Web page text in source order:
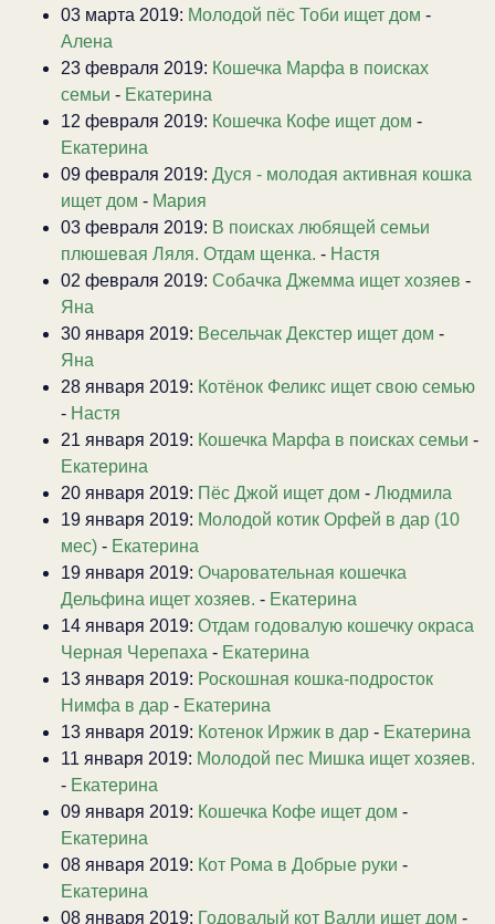
03 марта 2019: Молодой пёс Тоби ищет дом -
Алена
23 февраля 2019: Кошечка Марфа в поисках
семьи - Екатерина
12 февраля 2019: Кошечка Кофе ищет дом -
Екатерина
09 февраля 2019: Дуся - молодая активная кошка
ищет дом - Мария
03 февраля 2019: В поисках любящей семьи
плюшевая Ляля. Отдам щенка. - Настя
02 февраля 2019: Собачка Джемма ищет хозяев -
Яна
30 января 2019: Весельчак Декстер ищет дом -
Яна
28 января 2019: Котёнок Феликс ищет свою семью
- Настя
21 января 2019: Кошечка Марфа в поисках семьи -
Екатерина
20 января 2019: Пёс Джой ищет дом - Людмила
19 января 2019: Молодой котик Орфей в дар (10
мес) - Екатерина
19 января 2019: Очаровательная кошечка
Дельфина ищет хозяев. - Екатерина
14 января 2019: Отдам годовалую кошечку окраса
Черная Черепаха - Екатерина
13 января 2019: Роскошная кошка-подросток
Нимфа в дар - Екатерина
13 января 2019: Котенок Иржик в дар - Екатерина
11 января 2019: Молодой пес Мишка ищет хозяев.
- Екатерина
09 января 2019: Кошечка Кофе ищет дом -
Екатерина
08 января 2019: Кот Рома в Добрые руки -
Екатерина
08 января 2019: Годовалый кот Валли ищет дом -